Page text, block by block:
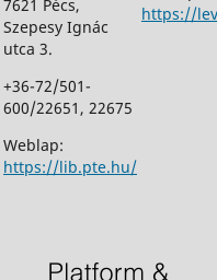
7621 Pécs,
Szepesy Ignác
utca 3.
+36-72/501-
600/22651, 22675
Weblap:
https://lib.pte.hu/
https://